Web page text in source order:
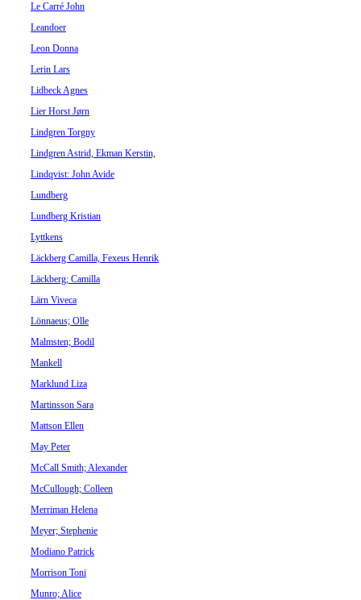
Le Carré John
Leandoer
Leon Donna
Lerin Lars
Lidbeck Agnes
Lier Horst Jørn
Lindgren Torgny
Lindgren Astrid, Ekman Kerstin,
Lindqvist: John Avide
Lundberg
Lundberg Kristian
Lyttkens
Läckberg Camilla, Fexeus Henrik
Läckberg; Camilla
Lärn Viveca
Lönnaeus; Olle
Malmsten; Bodil
Mankell
Marklund Liza
Martinsson Sara
Mattson Ellen
May Peter
McCall Smith; Alexander
McCullough; Colleen
Merriman Helena
Meyer; Stephenie
Modiano Patrick
Morrison Toni
Munro; Alice